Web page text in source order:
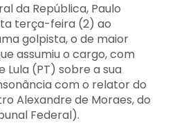
da República, Paulo
terça-feira (2) ao
golpista, o de maior
assumiu o cargo, com
Lula (PT) sobre a sua
com o relator do
Alexandre de Moraes, do
Federal).